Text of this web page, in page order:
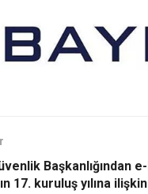
Başkanlığından
17. kuruluş yılına